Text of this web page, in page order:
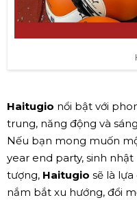
Haitugio nổi bật với
trung, năng động và
Nếu bạn mong muốn
year end party, sinh
tượng, Haitugio sẽ là
nắm bắt xu hướng, đổi